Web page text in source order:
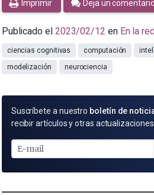
Imprimir Deja un comentario
Publicado el 2023/02/12 en En la red
ciencias cognitivas computación
modelización
neurociencia
SUSCRÍBETE
POR
MAIL
Suscríbete a nuestro boletín de
recibir artículos y otras